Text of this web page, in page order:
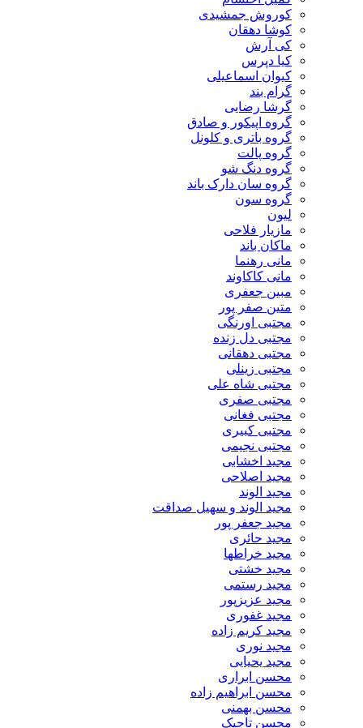
کوروش جمشیدی
کوشا دهقان
کی آرش
کیا دپرس
کیوان اسماعیلی
گرام بند
گرشا رضایی
گروه اپیکور و صادق
گروه باتری و کلونل
گروه پالت
گروه دنگ شو
گروه سان دارک باند
گروه سون
لیون
مازیار فلاحی
ماکان باند
مانی رهنما
مانی کاکاوند
مبین جعفری
متین صفر پور
مجتبی اورنگی
مجتبی دل زنده
مجتبی دهقانی
مجتبی زینلی
مجتبی شاه علی
مجتبی صفری
مجتبی فغانی
مجتبی کبیری
مجتبی نجیمی
مجید اخشابی
مجید اصلاحی
مجید الوند‎
مجید الوند و سهیل صداقت
مجید جعفر پور
مجید حائری
مجید خراطها
مجید خشتی
مجید رستمی
مجید عزیزپور
مجید غفوری
مجید کریم زاده
مجید نوری
مجید یحیایی
محسن ابراری
محسن ابراهیم زاده
محسن بهمنی
محسن تاجیک